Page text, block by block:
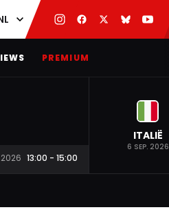
PREMIUM
13:00 - 15:00
ITALIË
6 SEP. 2026